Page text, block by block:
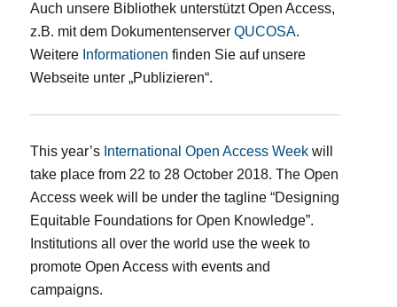
Auch unsere Bibliothek unterstützt Open Access,
z.B. mit dem DokumentenserverQUCOSA.
Weitere Informationen finden Sie auf unsere
Webseite unter „Publizieren“.
This year’s International Open Access Week will
take place from 22 to 28 October 2018. The Open
Access week will be under the tagline “Designing
Equitable Foundations for Open Knowledge”.
Institutions all over the world use the week to
promote Open Access with events and
campaigns.